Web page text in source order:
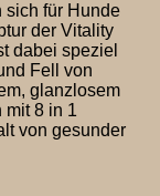
sich für Hunde
der Vitality
dabei speziel
Fell von
glanzlosem
mit 8 in 1
von gesunder